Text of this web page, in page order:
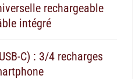
rechargeable
intégré
C) : 3/4 recharges